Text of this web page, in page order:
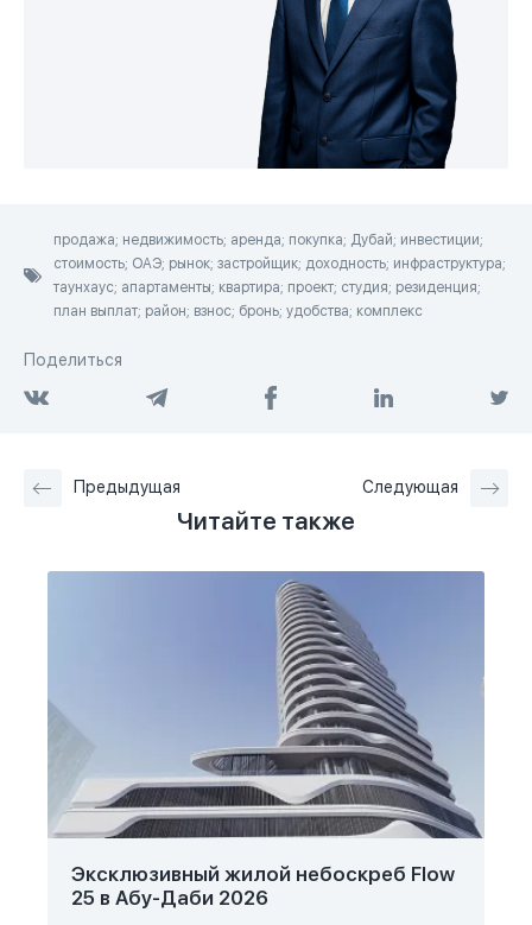
продажа; недвижимость; аренда; покупка; Дубай; инвестиции;
стоимость; ОАЭ; рынок; застройщик; доходность; инфраструктура;
таунхаус; апартаменты; квартира; проект; студия; резиденция;
план выплат; район; взнос; бронь; удобства; комплекс
Поделиться
Предыдущая Следующая
Читайте также
Эксклюзивный жилой небоскреб Flow
25 в Абу-Даби 2026